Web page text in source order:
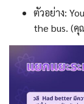
ตัวอย่าง: You
the bus. (คุ